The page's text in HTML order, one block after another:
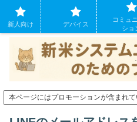
システムエンジニアになったばかりの
トラブ
本ページにはプロモーションが含まれ
新人向け デバイス
コミュ
ショ